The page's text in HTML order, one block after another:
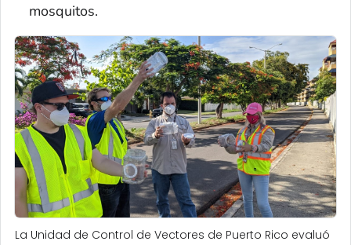
mosquitos.
La Unidad de Control de Vectores de Puerto Rico evaluó